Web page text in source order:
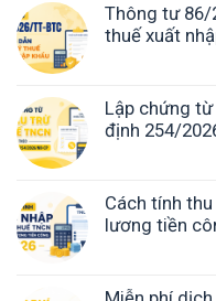
Thông tư 86/
thuế xuất
Lập chứng
định 254/
Cách tính
lương tiền